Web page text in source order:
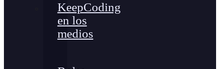
KeepCoding
en los
medios